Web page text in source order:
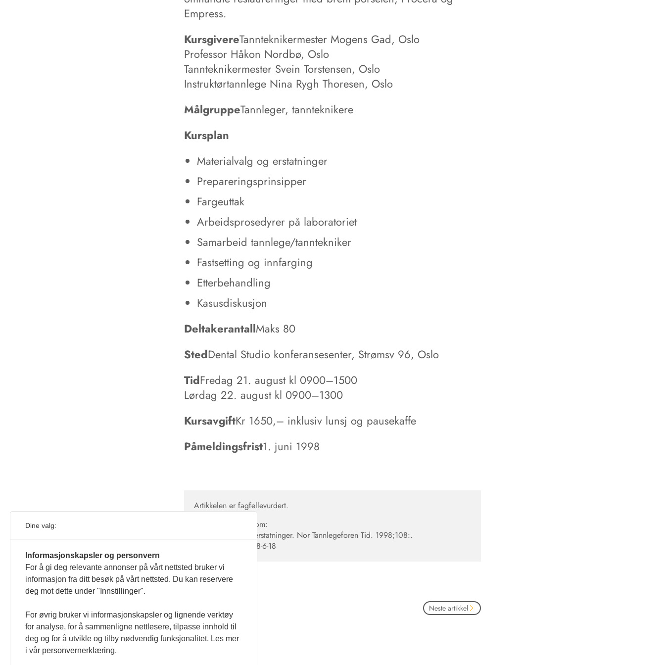
Empress.
KursgivereTannteknikermester Mogens Gad, Oslo
Professor Håkon Nordbø, Oslo
Tannteknikermester Svein Torstensen, Oslo
Instruktørtannlege Nina Rygh Thoresen, Oslo
MålgruppeTannleger, tannteknikere
Kursplan
Materialvalg og erstatninger
Prepareringsprinsipper
Fargeuttak
Arbeidsprosedyrer på laboratoriet
Samarbeid tannlege/tanntekniker
Fastsetting og innfarging
Etterbehandling
Kasusdiskusjon
DeltakerantallMaks 80
StedDental Studio konferansesenter, Strømsv 96, Oslo
TidFredag 21. august kl 0900–1500
Lørdag 22. august kl 0900–1300
KursavgiftKr 1650,– inklusiv lunsj og pausekaffe
Påmeldingsfrist1. juni 1998
Artikkelen er fagfellevurdert.
Artikkelen siteres som:
Fullkeramiske tannerstatninger. Nor Tannlegeforen Tid. 1998;108:.
doi:10.56373/1998-6-18
Neste artikkel
Dine valg:
Informasjonskapsler og personvern
For å gi deg relevante annonser på vårt nettsted bruker vi
informasjon fra ditt besøk på vårt nettsted. Du kan reservere
deg mot dette under "Innstillinger".
For øvrig bruker vi informasjonskapsler og lignende verktøy
for analyse, for å sammenligne nettlesere, tilpasse innhold til
deg og for å utvikle og tilby nødvendig funksjonalitet. Les mer
i vår personvernerklæring.